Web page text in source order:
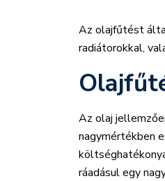
Az olajfűtést
radiátorokkal,
Az olaj
nagymértékben
ráadásul egy